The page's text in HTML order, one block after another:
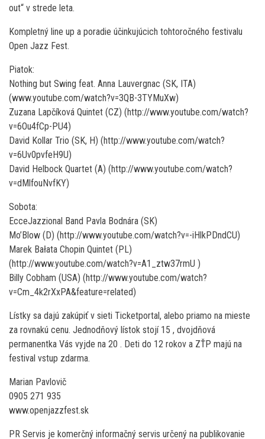
out“ v strede leta.
Kompletný line up a poradie účinkujúcich tohtoročného festivalu
Open Jazz Fest.
Piatok:
Nothing but Swing feat. Anna Lauvergnac (SK, ITA)
(www.youtube.com/watch?v=3QB-3TYMuXw)
Zuzana Lapčíková Quintet (CZ) (http://www.youtube.com/watch?
v=6Ou4fCp-PU4)
David Kollar Trio (SK, H) (http://www.youtube.com/watch?
v=6Uv0pvfeH9U)
David Helbock Quartet (A) (http://www.youtube.com/watch?
v=dMlfouNvfKY)
Sobota:
EcceJazzional Band Pavla Bodnára (SK)
Mo’Blow (D) (http://www.youtube.com/watch?v=-iHlkPDndCU)
Marek Bałata Chopin Quintet (PL)
(http://www.youtube.com/watch?v=A1_ztw37rmU )
Billy Cobham (USA) (http://www.youtube.com/watch?
v=Cm_4k2rXxPA&feature=related)
Lístky sa dajú zakúpiť v sieti Ticketportal, alebo priamo na mieste
za rovnakú cenu. Jednodňový lístok stojí 15 , dvojdňová
permanentka Vás vyjde na 20 . Deti do 12 rokov a ZŤP majú na
festival vstup zdarma.
Marian Pavlovič
0905 271 935
www.openjazzfest.sk
PR Servis je komerčný informačný servis určený na publikovanie